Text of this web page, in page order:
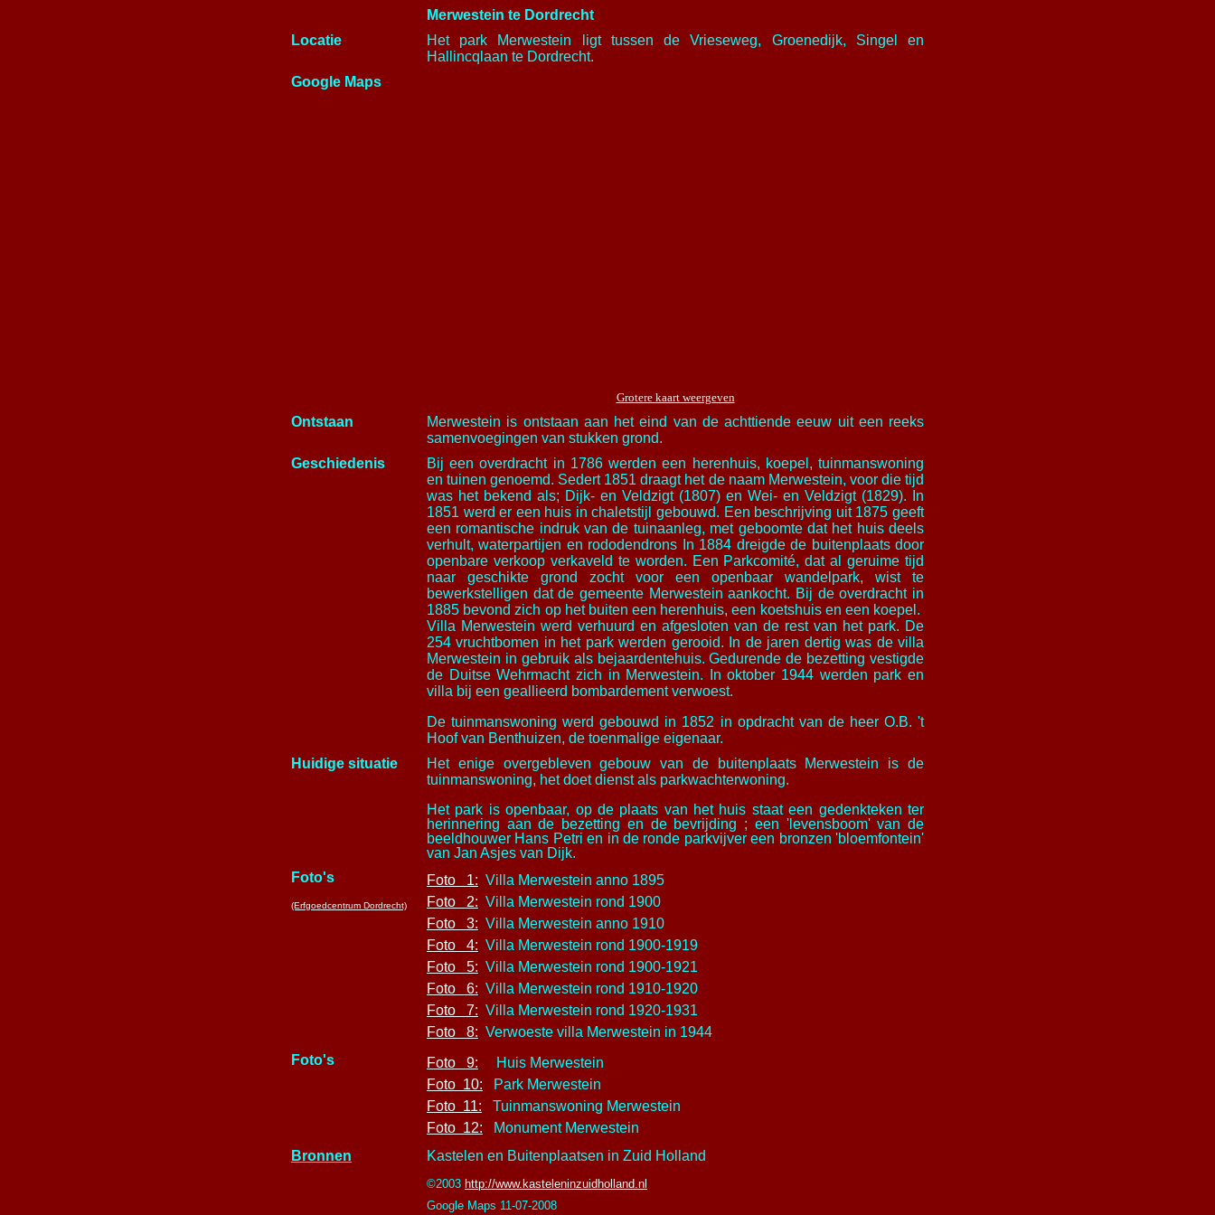
Merwestein te Dordrecht
Locatie
Het park Merwestein ligt tussen deVrieseweg, Groenedijk, Singel en
Hallincqlaan te Dordrecht.
Google Maps
Grotere kaart weergeven
Ontstaan
Merwestein is ontstaan aan het eind van de achttiende eeuw uit een reeks
samenvoegingen van stukken grond.
Geschiedenis
Bij een overdracht in 1786 werden een herenhuis, koepel, tuinmanswoning
en tuinen genoemd. Sedert 1851 draagt het de naam Merwestein, voor die tijd
was het bekend als; Dijk- en Veldzigt (1807) en Wei- en Veldzigt (1829).
In
1851 werd er een huis in chaletstijl gebouwd. Een beschrijving uit 1875 geeft
een romantische indruk van de tuinaanleg, met geboomte dat het huis deels
verhult, water­partijen en rododendrons In 1884 dreigde de buitenplaats door
openbare verkoop verkaveld te worden. Een Parkcomité, dat al geruime tijd
naar geschikte grond zocht voor een openbaar wandelpark, wist te
bewerkstelligen dat de gemeente Merwestein aankocht. Bij de overdracht in
1885 bevond zich op het buiten een herenhuis, een koetshuis en een koepel.
Villa Merwestein werd verhuurd en afgesloten van de rest van het park. De
254 vruchtbomen in het park werden gerooid. In de jaren dertig was de villa
Merwestein in gebruik als bejaardentehuis. Gedurende de bezetting vestigde
de Duitse Wehrmacht zich in Merwestein. In oktober 1944 werden park en
villa bij een geallieerd bombardement verwoest.
De tuinmanswoning werd gebouwd in 1852 in opdracht van de heer O.B. 't
Hoof van Benthuizen, de toenmalige eigenaar.
Huidige situatie
Het enige overgebleven gebouw van de buitenplaats Merwestein is de
tuinmanswoning, het doet dienst als parkwachterwoning.
Het park is openbaar, op de plaats van het huis staateen gedenkteken ter
herinnering aan de bezetting en de bevrijding ; een 'levensboom' van de
beeldhouwer Hans Petri en in de ronde parkvijver een bronzen 'bloemfontein'
van Jan Asjes van Dijk.
Foto's
(Erfgoedcentrum Dordrecht)
Foto 1: Villa Merwestein anno 1895
Foto 2: Villa Merwestein rond 1900
Foto 3: Villa Merwestein anno 1910
Foto 4: Villa Merwestein rond 1900-1919
Foto 5: Villa Merwestein rond 1900-1921
Foto 6: Villa Merwestein rond 1910-1920
Foto 7: Villa Merwestein rond 1920-1931
Foto 8: Verwoeste villa Merwestein in 1944
Foto's
Foto 9: Huis Merwestein
Foto 10: Park Merwestein
Foto 11: Tuinmanswoning Merwestein
Foto 12: Monument Merwestein
Bronnen
Kastelen en Buitenplaatsen in Zuid Holland
©2003 http://www.kasteleninzuidholland.nl
Google Maps 11-07-2008